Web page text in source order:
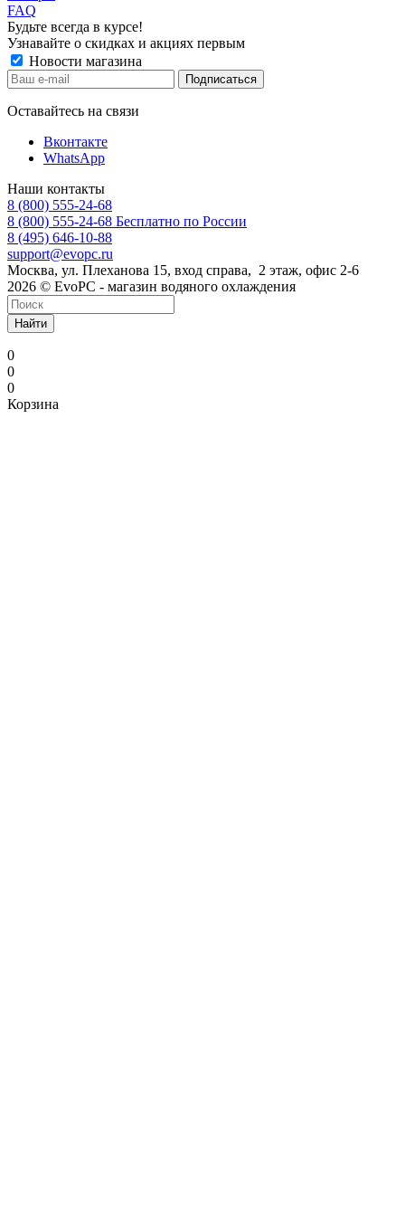
FAQ
Будьте всегда в курсе!
Узнавайте о скидках и акциях первым
Новости магазина
Оставайтесь на связи
Вконтакте
WhatsApp
Наши контакты
8 (800) 555-24-68
8 (800) 555-24-68 Бесплатно по России
8 (495) 646-10-88
support@evopc.ru
Москва, ул. Плеханова 15, вход справа, 2 этаж, офис 2-6
2026 © EvoPC - магазин водяного охлаждения
Найти
0
0
0
Корзина